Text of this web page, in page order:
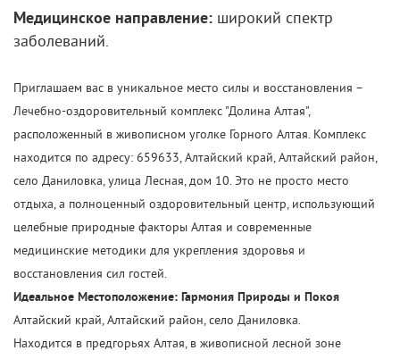
Медицинское направление: широкий спектр
заболеваний.
Приглашаем вас в уникальное место силы и восстановления –
Лечебно-оздоровительный комплекс "Долина Алтая",
расположенный в живописном уголке Горного Алтая. Комплекс
находится по адресу: 659633, Алтайский край, Алтайский район,
село Даниловка, улица Лесная, дом 10. Это не просто место
отдыха, а полноценный оздоровительный центр, использующий
целебные природные факторы Алтая и современные
медицинские методики для укрепления здоровья и
восстановления сил гостей.
Идеальное Местоположение: Гармония Природы и Покоя
Алтайский край, Алтайский район, село Даниловка.
Находится в предгорьях Алтая, в живописной лесной зоне